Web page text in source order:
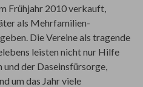
Frühjahr 2010 verkauft,
als Mehrfamilien-
Die Vereine als tragende
leisten nicht nur Hilfe
der Daseinsfürsorge,
um das Jahr viele